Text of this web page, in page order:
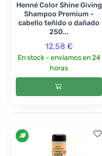
Henné Color Shine Giving
Shampoo Premium -
cabello teñido o dañado
250...
12,58 €
En stock - enviamos en 24
horas